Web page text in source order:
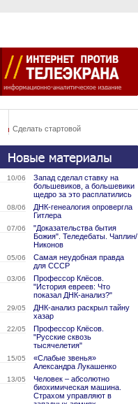
Сделать стартовой
10/06
Запад сделал ставку на
большевиков, а большевики
щедро за это расплатились
08/06
ДНК-генеалогия опровергла
Гитлера
07/06
"Доказательства бытия
Божия". Теледебаты. Чаплин/
Никонов
05/06
Самая неудобная правда
для СССР
03/06
Профессор Клёсов.
"История евреев: Что
показал ДНК-анализ?"
29/05
ДНК-анализ раскрыл тайну
хазар
22/05
Профессор Клёсов.
"Русские сквозь
тысячелетия"
15/05
«Слабые звенья»
Александра Лукашенко
13/05
Человек – абсолютно
биохимическая машина.
Страхом управляют в